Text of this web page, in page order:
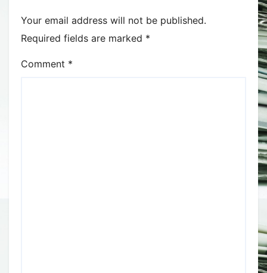
Your email address will not be published.
Required fields are marked *
Comment *